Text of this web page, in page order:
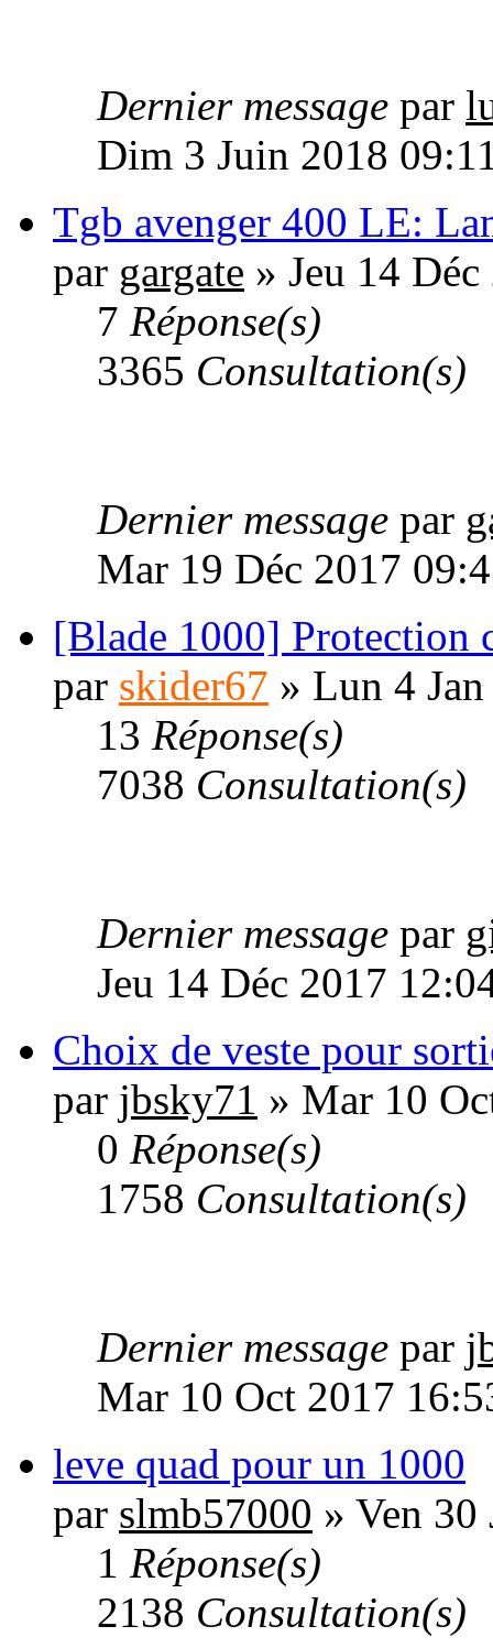
Dernier message par
Dim 3 Juin 2018
Tgb avenger 400 LE:
par gargate » Jeu 14
7 Réponse(s)
3365 Consultation(s)
Dernier message par
Mar 19 Déc 2017
[Blade 1000] Protection
par skider67 » Lun 4
13 Réponse(s)
7038 Consultation(s)
Dernier message par
Jeu 14 Déc 2017
Choix de veste pour
par jbsky71 » Mar 10
0 Réponse(s)
1758 Consultation(s)
Dernier message par
Mar 10 Oct 2017
leve quad pour un 1000
par slmb57000 » Ven
1 Réponse(s)
2138 Consultation(s)